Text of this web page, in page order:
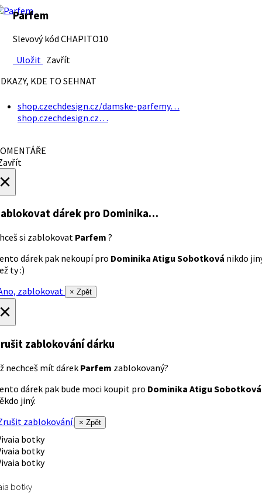
Parfem
Slevový kód CHAPITO10
Uložit Zavřít
KDE TO SEHNAT
shop.czechdesign.cz/damske-parfemy…
shop.czechdesign.cz…
dárek pro Dominika…
si zablokovat Parfem ?
dárek pak nekoupí pro Dominika Atigu Sobotková nikdo
ty :)
zablokovat
× Zpět
zablokování dárku
nechceš mít dárek Parfem zablokovaný?
dárek pak bude moci koupit pro Dominika Atigu Sobotková
jiný.
zablokování
× Zpět
botky